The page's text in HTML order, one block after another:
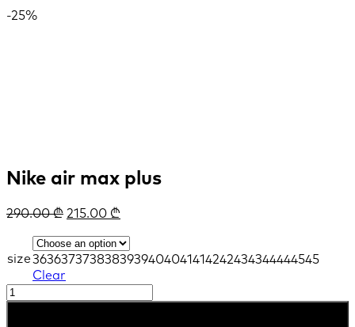
-25%
Nike air max plus
290.00₾ 215.00 ₾
size3636373738383939404041414242434344444545
Clear
Nike
air